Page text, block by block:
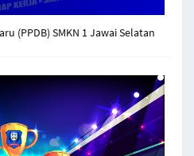
(PPDB) SMKN 1 Jawai Selatan